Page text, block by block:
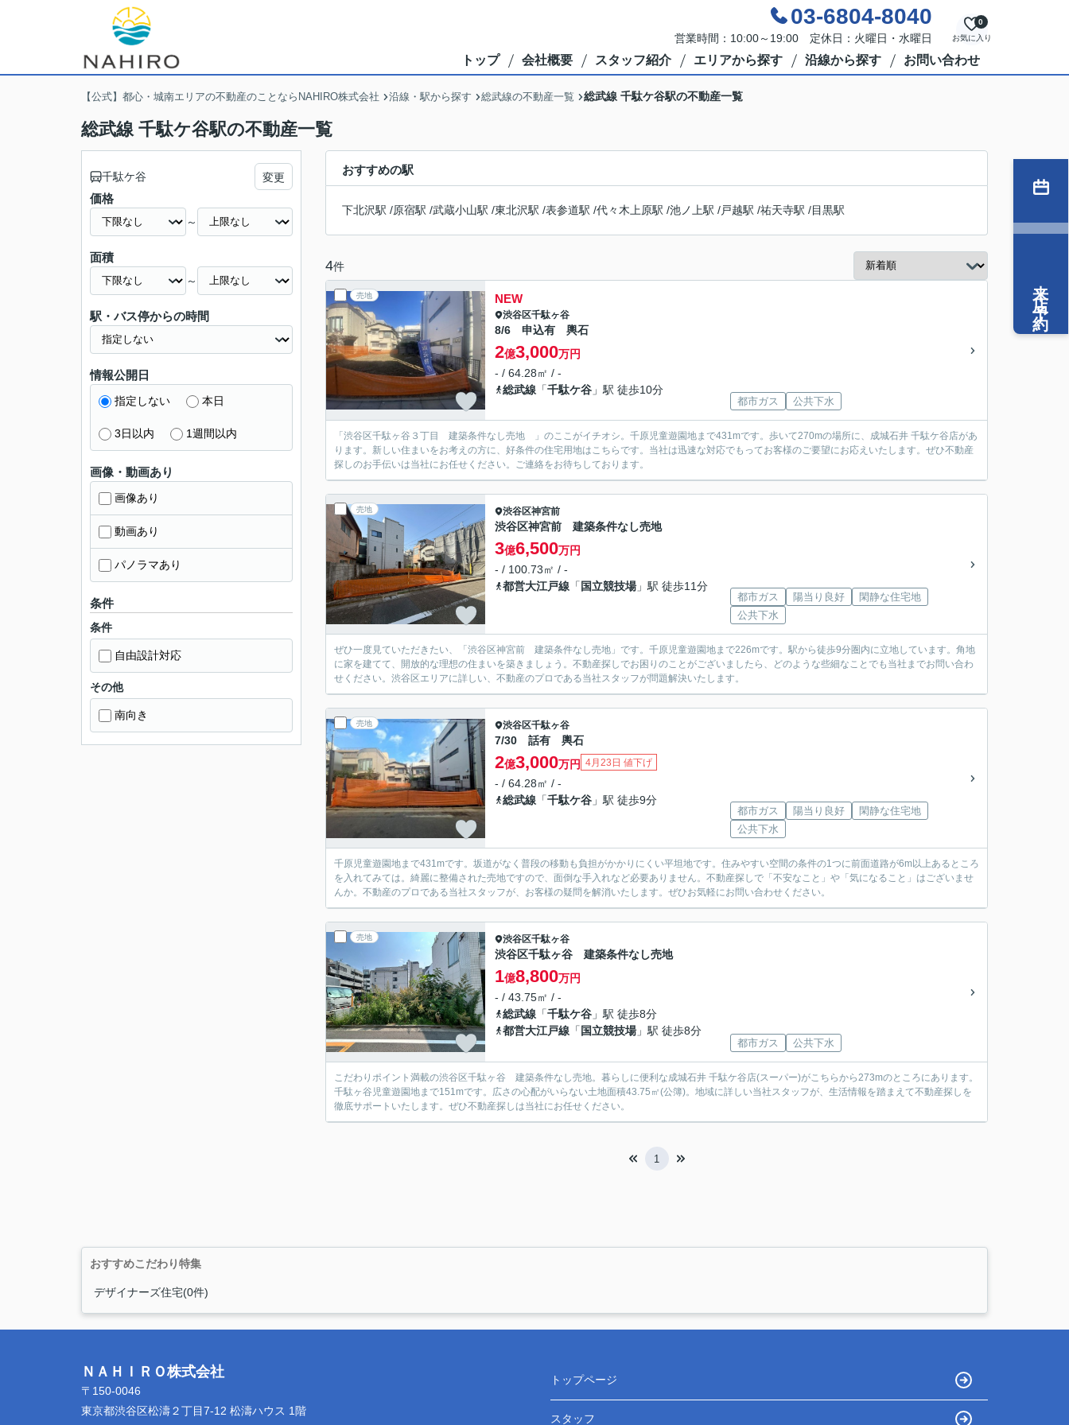
03-6804-8040
営業時間：10:00～19:00 定休日：火曜日・水曜日 お気に入り
0
トップ 会社概要 スタッフ紹介 エリアから探す 沿線から探す お問い合わせ
【公式】都心・城南エリアの不動産のことならNAHIRO株式会社 沿線・駅から探す 総武線の不動産一覧 総武線 千駄ケ谷駅の不動産一覧
総武線 千駄ケ谷駅の不動産一覧
おすすめの駅
下北沢駅 /原宿駅 /武蔵小山駅 /東北沢駅 /表参道駅 /代々木上原駅 /池ノ上駅 /戸越駅 /祐天寺駅 /目黒駅
4件
売地 NEW
渋谷区千駄ヶ谷
8/6 申込有 輿石
2億3,000万円
- / 64.28㎡ / -
総武線 「千駄ケ谷 」駅 徒歩10分
都市ガス 公共下水
「渋谷区千駄ヶ谷３丁目 建築条件なし売地 」のここがイチオシ。千原児童遊園地まで431mです。歩いて270mの場所に、成城石井 千駄ケ谷店があ
ります。新しい住まいをお考えの方に、好条件の住宅用地はこちらです。当社は迅速な対応でもってお客様のご要望にお応えいたします。ぜひ不動産
探しのお手伝いは当社にお任せください。ご連絡をお待ちしております。
売地 渋谷区神宮前
渋谷区神宮前 建築条件なし売地
3億6,500万円
- / 100.73㎡ / -
都営大江戸線 「 国立競技場」駅 徒歩11分
都市ガス 陽当り良好
閑静な住宅地
公共下水
ぜひ一度見ていただきたい、「渋谷区神宮前 建築条件なし売地」です。千原児童遊園地まで226mです。駅から徒歩9分圏内に立地しています。角地
に家を建てて、開放的な理想の住まいを築きましょう。不動産探しでお困りのことがございましたら、どのような些細なことでも当社までお問い合わ
せください。渋谷区エリアに詳しい、不動産のプロである当社スタッフが問題解決いたします。
売地 渋谷区千駄ヶ谷
7/30 話有 輿石
2億3,000万円 4月23日 値下げ
- / 64.28㎡ / -
総武線 「千駄ケ谷 」駅 徒歩9分
都市ガス 陽当り良好
閑静な住宅地
公共下水
千原児童遊園地まで431mです。坂道がなく普段の移動も負担がかかりにくい平坦地です。住みやすい空間の条件の1つに前面道路が6m以上あるところ
を入れてみては。綺麗に整備された売地ですので、面倒な手入れなど必要ありません。不動産探しで「不安なこと」や「気になること」はございませ
んか。不動産のプロである当社スタッフが、お客様の疑問を解消いたします。ぜひお気軽にお問い合わせください。
売地 渋谷区千駄ヶ谷
渋谷区千駄ヶ谷 建築条件なし売地
1億8,800万円
- / 43.75㎡ / -
総武線 「千駄ケ谷 」駅 徒歩8分
都営大江戸線 「 国立競技場」駅 徒歩8分
都市ガス 公共下水
こだわりポイント満載の渋谷区千駄ヶ谷 建築条件なし売地。暮らしに便利な成城石井 千駄ケ谷店(スーパー)がこちらから273mのところにあります。
千駄ヶ谷児童遊園地まで151mです。広さの心配がいらない土地面積43.75㎡(公簿)。地域に詳しい当社スタッフが、生活情報を踏まえて不動産探しを
徹底サポートいたします。ぜひ不動産探しは当社にお任せください。
1
千駄ケ谷 変更
価格
～
面積
～
駅・バス停からの時間
情報公開日
指定しない 本日
3日以内 1週間以内
画像・動画あり
画像あり
動画あり
パノラマあり
条件
条件
自由設計対応
その他
南向き
おすすめこだわり特集
デザイナーズ住宅(0件)
来店予約
ＮＡＨＩＲＯ株式会社
〒150-0046
東京都渋谷区松濤２丁目7-12 松濤ハウス 1階
トップページ
スタッフ